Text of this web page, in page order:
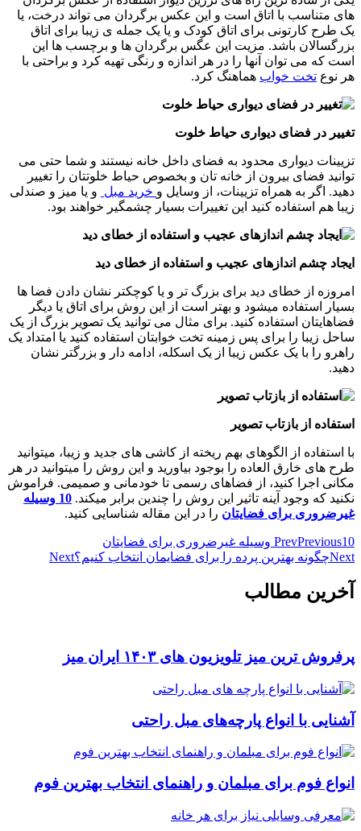
های متناسب با اتاق است و این عکس برگردان می تواند درخت، یا
یک طرح کارتونی برای اتاق کودک و یا یک جمله ی زیبا برای اتاق
بزرگسالان باشد. مزیت این عگس برگردان ها و برچسب ها این
است که می توان آنها را در هر اندازه و رنگی تهیه کرد و براحتی با
هر نوع تخت خواب هماهنگ کرد.
تغییر در فضای دیواری حیاط خلوت
تزیینات دیواری محدود به فضای داخل خانه نیستند و شما حتی می
توانید فضای بیرون از خانه تان و بخصوص حیاط خلوتتان را تغییر
دهید. اگر به همراه تزیینات، از وسایل و خرید مبل و یا میز و صندلی
زیبا هم استفاده کنید این تغییرات بسیار چشمگیر خواهند بود.
ایجاد چشم اندازهای عجیب و استفاده از خطای دید
امروزه از خطای دید برای بزرگ تر و یا کوچکتر نشان دادن فضا ها
بسیار استفاده میشود و بهتر است از این روش برای اتاق یا دیگر
فضاهایتان استفاده کنید. برای مثال می توانید یک تصویر بزرگ از یک
ساحل زیبا را برای پس زمینه تخت خوابتان استفاده کنید یا امتداد یک
راهرو را با یک عکس زیبا از یک اسکله، ادامه دار و بزرگتر نشان
دهید.
استفاده از بازتاب تصویر
با استفاده از الگوهای بهم ریخته از کاشی های جدید و زیبا، میتوانید
طرح های خارق العاده را بوجود بیاورید و این روش را میتوانید در هر
مکانی اجرا کنید، از فضاهای رسمی تا خودمانی و صمیمی. فراموش
نکنید که وجود آینه تاثیر این روش را چندین برابر میکند.
10 وسیله
غیرضروری برای فضایتان را در این مقاله شناسایی کنید.
PrevPrevious10 وسیله غیرضروری برای فضایتان
Nextچگونه بهترین پرده را برای فضایمان انتخاب کنیم؟Next
آخرین مطالب
پرفروش ترین میز تلویزیون های ۱۴۰۳ ایران میز
آشنایی با انواع پارچه‌های مبل راحتی
انواع فوم برای مبلمان و راهنمای انتخاب بهترین فوم